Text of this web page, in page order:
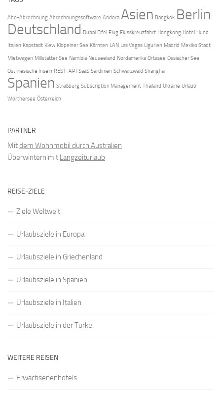
Abo-Abrechnung Abrechnungssoftware Andora Asien Bangkok Berlin
Deutschland Dubai Eifel Flug Flusskreuzfahrt Hongkong Hotel Hund
Italien Kapstadt Kiew Klopeiner See Kärnten LAN Las Vegas Ligurien Madrid Mexiko Stadt
Mietwagen Millstätter See Namibia Neuseeland Nordamerika Ortasee Ossiacher See
Ostfriesische Inseln REST-API SaaS Sardinien Schwarzwald Shanghai
Spanien Straßburg Subscription Management Thailand Ukraine Urlaub
Wörthersee Österreich
PARTNER
Mitdem Wohnmobil durch Australien
Überwintern mit Langzeiturlaub
REISE-ZIELE
Ziele Weltweit
Urlaubsziele in Europa
Urlaubsziele in Griechenland
Urlaubsziele in Spanien
Urlaubsziele in Italien
Urlaubsziele in der Türkei
WEITERE REISEN
Erwachsenenhotels